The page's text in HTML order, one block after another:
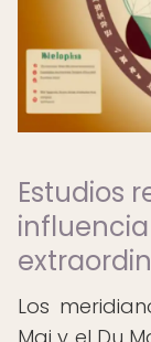
Estudios
Los